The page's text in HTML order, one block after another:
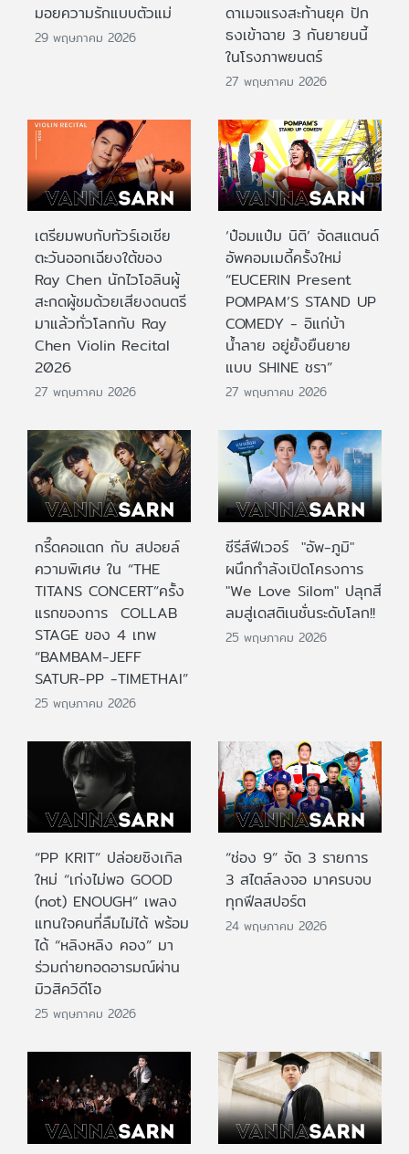
มอยความรักแบบตัวแม่
29 พฤษภาคม 2026
ดาเมจแรงสะท้านยุค ปัก
ธงเข้าฉาย 3 กันยายนนี้
ในโรงภาพยนตร์
27 พฤษภาคม 2026
เตรียมพบกับทัวร์เอเชีย
ตะวันออกเฉียงใต้ของ
Ray Chen นักไวโอลินผู้
สะกดผู้ชมด้วยเสียงดนตรี
มาแล้วทั่วโลกกับ Ray
Chen Violin Recital
2026
27 พฤษภาคม 2026
‘ป๋อมแป๋ม นิติ’ จัดสแตนด์
อัพคอมเมดี้ครั้งใหม่
“EUCERIN Present
POMPAM’S STAND UP
COMEDY - อิแก่บ้า
น้ำลาย อยู่ยั้งยืนยาย
แบบ SHINE ชรา”
27 พฤษภาคม 2026
กรี๊ดคอแตก กับ สปอยล์
ความพิเศษ ใน “THE
TITANS CONCERT”ครั้ง
แรกของการ COLLAB
STAGE ของ 4 เทพ
“BAMBAM-JEFF
SATUR-PP -TIMETHAI”
25 พฤษภาคม 2026
ซีรีส์ฟีเวอร์ "อัพ-ภูมิ"
ผนึกกำลังเปิดโครงการ
"We Love Silom" ปลุกสี
ลมสู่เดสติเนชั่นระดับโลก!!
25 พฤษภาคม 2026
“PP KRIT” ปล่อยซิงเกิล
ใหม่ “เก่งไม่พอ GOOD
(not) ENOUGH” เพลง
แทนใจคนที่ลืมไม่ได้ พร้อม
ได้ “หลิงหลิง คอง” มา
ร่วมถ่ายทอดอารมณ์ผ่าน
มิวสิควิดีโอ
25 พฤษภาคม 2026
“ช่อง 9” จัด 3 รายการ
3 สไตล์ลงจอ มาครบจบ
ทุกฟีลสปอร์ต
24 พฤษภาคม 2026